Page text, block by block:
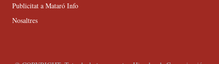
Publicitat a Mataró Info
Nosaltres